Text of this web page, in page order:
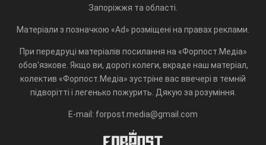
Запоріжжя та області.
Матеріали з позначкою «Ad» розміщені на правах реклами.
При передруці матеріалів посилання на «Форпост.Медіа»
обов'язкове. Якщо ви, дорогі колеги, вкраде наш матеріал,
колектив «Форпост.Медіа» зустріне вас ввечері в темній
підворітті і легенько пожурить. Дякую за розуміння.
E-mail: forpost.media@gmail.com